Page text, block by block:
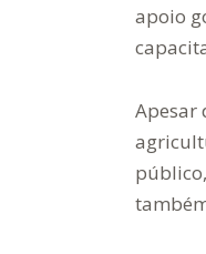
apoio
Apesar